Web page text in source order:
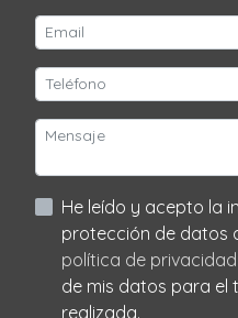
He leído y acepto la información básica sobre
política de privacidad
de mis datos para el
realizada.